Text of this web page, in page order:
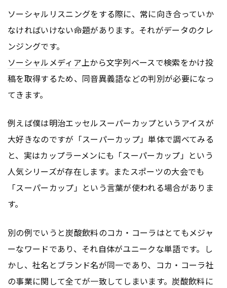
ソーシャルリスニングをする際に、常に向き合っていか
なければいけない命題があります。それがデータのクレ
ンジングです。
ソーシャルメディア 上から文字列ベースで検索をかけ投
稿を取得するため、同音異義語などの判別が必要になっ
てきます。
例えば僕は明治エッセルスーパーカップというアイスが
大好きなのですが「スーパーカップ」単体で調べてみる
と、実はカップラーメンにも「スーパーカップ」という
人気シリーズが存在します。またスポーツの大会でも
「スーパーカップ」という言葉が使われる場合がありま
す。
別の例でいうと炭酸飲料のコカ・コーラはとてもメジャ
ーなワードであり、それ自体がユニークな単語です。し
かし、社名とブランド名が同一であり、コカ・コーラ社
の事業に関して全てが一致してしまいます。炭酸飲料に